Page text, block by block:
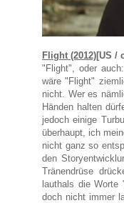
Flight (2012)[US /
"Flight", oder
wäre "Flight"
nicht. Wer es
Händen halten
jedoch einige
überhaupt, ich
nicht ganz so
den
Tränendrüse
lauthals die
doch nicht immer